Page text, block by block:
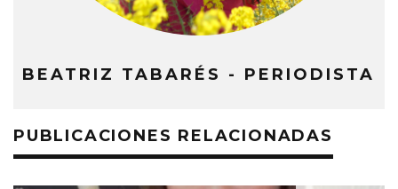
BEATRIZ TABARÉS - PERIODISTA
PUBLICACIONES RELACIONADAS